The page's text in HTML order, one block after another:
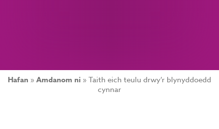
Hafan »Amdanom ni »Taith eich teulu drwy’r blynyddoedd
cynnar